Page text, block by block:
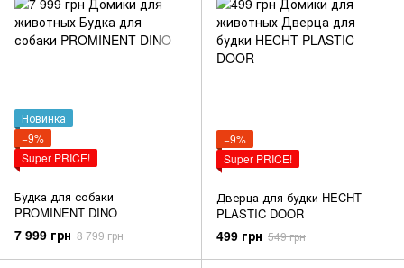
Новинка
−9%
Super PRICE!
Будка для собаки
PROMINENT DINO
7 999 грн 8 799 грн
−9%
Super PRICE!
Дверца для будки HECHT
PLASTIC DOOR
499 грн 549 грн